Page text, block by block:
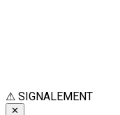
⚠ SIGNALEMENT
✕